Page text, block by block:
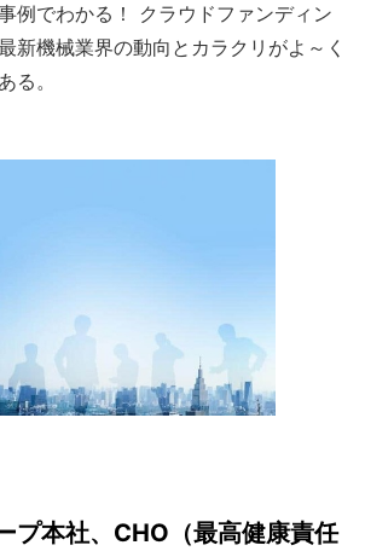
例でわかる！ クラウドファンディン
新機械業界の動向とカラクリがよ～く
る。
プ本社、CHO（最高健康責任